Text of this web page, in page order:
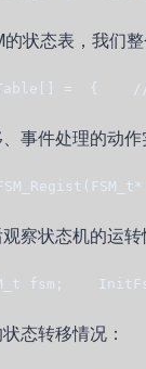
状态表，我们
=  {
事件处理的动
察状态机的运
fsm;
态转移情况：